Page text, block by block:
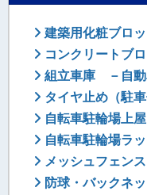
建築用化粧ブロ
コンクリートブ
組立車庫 －自動
タイヤ止め（駐
自転車駐輪場上屋
自転車駐輪場ラ
メッシュフェンス
防球・バックネ